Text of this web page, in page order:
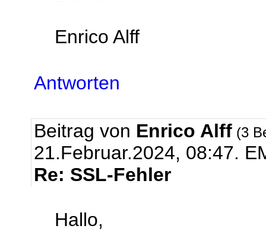
Enrico Alff
Antworten
Beitrag von Enrico Alff (3
21.Februar.2024, 08:47.
Re: SSL-Fehler
Hallo,